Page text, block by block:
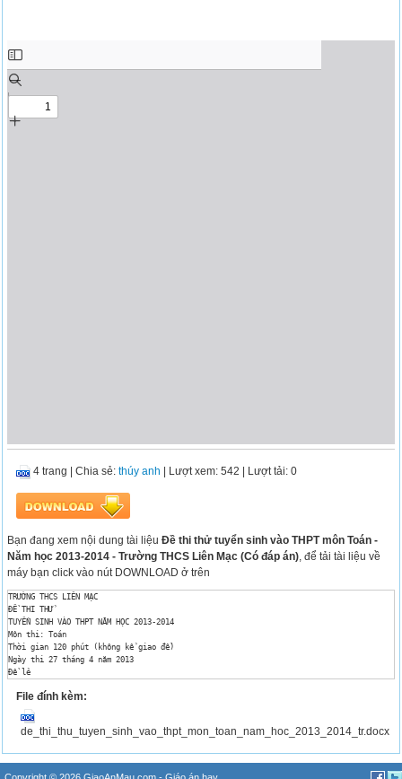
4 trang |Chia sẻ:thúy anh | Lượt xem: 542 | Lượt tải: 0
Bạn đang xem nội dung tài liệuĐề thi thử tuyển sinh vào THPT môn Toán -
Năm học 2013-2014 - Trường THCS Liên Mạc (Có đáp án), để tải tài liệu về
máy bạn click vào nút DOWNLOAD ở trên
TRƯỜNG THCS LIÊN MẠC
ĐỀ THI THỬ
TUYỂN SINH VÀO THPT NĂM HỌC 2013-2014
Môn thi: Toán
Thời gian 120 phút (không kể giao đề)
Ngày thi 27 tháng 4 năm 2013
Đề lẻ
Rút gọn biểu thức: P =
Giải phương trình: x2 – 6x + 8 = 0.
Giải hệ phương trình: .
Câu 2: (2,0 điểm) Cho các hàm số y = x2 có đồ thị là (P) và y = x + 2 có đồ thị là (d).
Tìm các điểm thuộc (P) cách đều hai điểm A và B .
File đính kèm:
de_thi_thu_tuyen_sinh_vao_thpt_mon_toan_nam_hoc_2013_2014_tr.docx